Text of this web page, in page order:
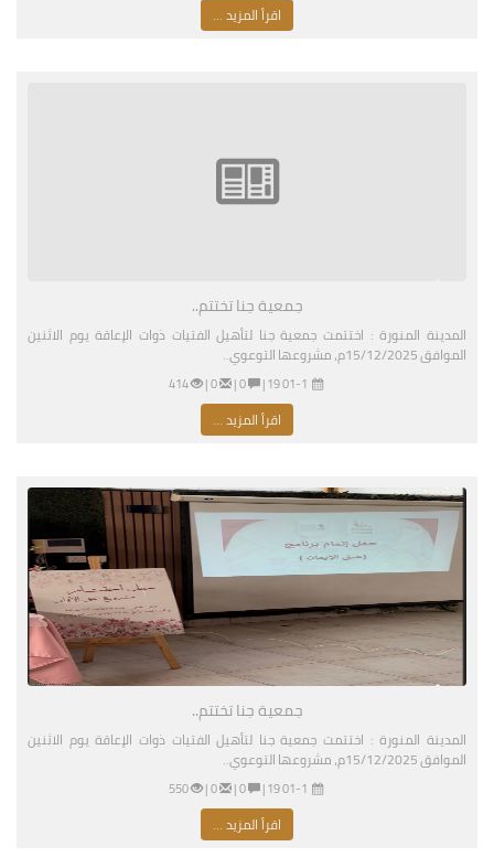
اقرأ المزيد ...
جمعية جنا تختتم..
المدينة المنورة : اختتمت جمعية جنا لتأهيل الفتيات ذوات الإعاقة يوم الاثنين
الموافق 15/12/2025م، مشروعها التوعوي..
01-11-2026 03:19 مساءً |
0 |
0 |
414
اقرأ المزيد ...
جمعية جنا تختتم..
المدينة المنورة : اختتمت جمعية جنا لتأهيل الفتيات ذوات الإعاقة يوم الاثنين
الموافق 15/12/2025م، مشروعها التوعوي..
01-11-2026 03:19 مساءً |
0 |
0 |
550
اقرأ المزيد ...